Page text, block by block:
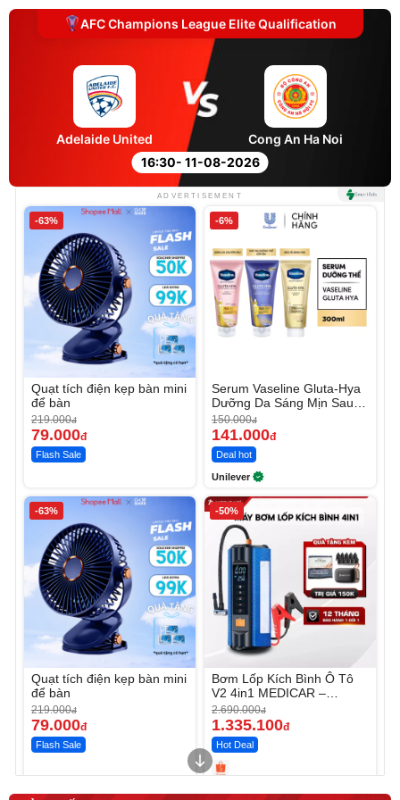
AFC Champions League Elite Qualification
16:30- 11-08-2026
Adelaide United Cong An Ha Noi
ADVERTISEMENT
-63%
Quạt tích điện kẹp bàn mini
để bàn
219.000đ
79.000đ
Flash Sale
-6%
Serum Vaseline Gluta-Hya
Dưỡng Da Sáng Mịn Sau 7
Ngày
150.000đ
141.000đ
Deal hot
Unilever
-63%
Quạt tích điện kẹp bàn mini
để bàn
219.000đ
79.000đ
Flash Sale
-50%
Bơm Lốp Kích Bình Ô Tô
V2 4in1 MEDICAR –
12.000mAh
2.690.000đ
1.335.100đ
Hot Deal